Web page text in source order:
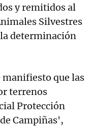
y remitidos al
Silvestres
la determinación
manifiesto que las
terrenos
Protección
Campiñas',